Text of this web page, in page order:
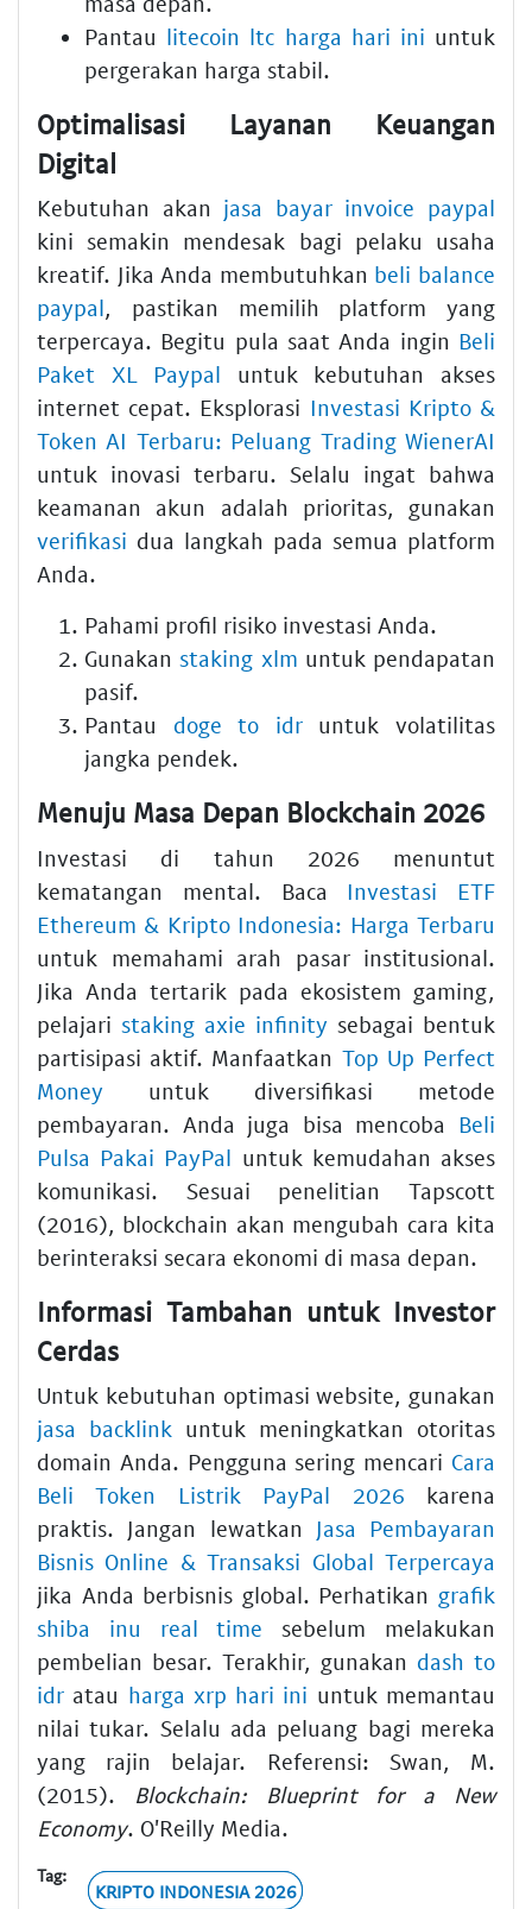
Pantau litecoin ltc harga hari ini untuk
pergerakan harga stabil.
Optimalisasi Layanan Keuangan
Digital
Kebutuhan akan jasa bayar invoice paypal
kini semakin mendesak bagi pelaku usaha
kreatif. Jika Anda membutuhkan beli balance
paypal, pastikan memilih platform yang
terpercaya. Begitu pula saat Anda ingin Beli
Paket XL Paypal untuk kebutuhan akses
internet cepat. Eksplorasi Investasi Kripto &
Token AI Terbaru: Peluang Trading WienerAI
untuk inovasi terbaru. Selalu ingat bahwa
keamanan akun adalah prioritas, gunakan
verifikasi dua langkah pada semua platform
Anda.
Pahami profil risiko investasi Anda.
Gunakanstaking xlm untuk pendapatan
pasif.
Pantau doge to idruntuk volatilitas
jangka pendek.
Menuju Masa Depan Blockchain 2026
Investasi di tahun 2026 menuntut
kematangan mental. Baca Investasi ETF
Ethereum & Kripto Indonesia: Harga Terbaru
untuk memahami arah pasar institusional.
Jika Anda tertarik pada ekosistem gaming,
pelajari staking axie infinity sebagai bentuk
partisipasi aktif. Manfaatkan Top Up Perfect
Money untuk diversifikasi metode
pembayaran. Anda juga bisa mencoba Beli
Pulsa Pakai PayPal untuk kemudahan akses
komunikasi. Sesuai penelitian Tapscott
(2016), blockchain akan mengubah cara kita
berinteraksi secara ekonomi di masa depan.
Informasi Tambahan untuk Investor
Cerdas
Untuk kebutuhan optimasi website, gunakan
jasa backlink untuk meningkatkan otoritas
domain Anda. Pengguna sering mencari Cara
Beli Token Listrik PayPal 2026 karena
praktis. Jangan lewatkan Jasa Pembayaran
Bisnis Online & Transaksi Global Terpercaya
jika Anda berbisnis global. Perhatikan grafik
shiba inu real time sebelum melakukan
pembelian besar. Terakhir, gunakan dash to
idr atau harga xrp hari ini untuk memantau
nilai tukar. Selalu ada peluang bagi mereka
yang rajin belajar. Referensi: Swan, M.
(2015). Blockchain: Blueprint for a New
Economy. O'Reilly Media.
Tag:
KRIPTO INDONESIA 2026